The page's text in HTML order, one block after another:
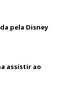
pela Disney
assistir ao